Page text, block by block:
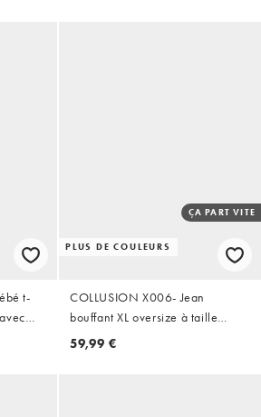
t-
PLUS DE COULEURS
ÇA PART VITE
COLLUSION X006- Jean
bouffant XL oversize à taille
basse - Délavage effet usé
59,99 €